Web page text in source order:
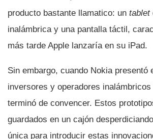
producto bastante llamatico: un tablet
inalámbrica y una pantalla táctil,
más tarde Apple lanzarí­a en su iPad.
Sin embargo, cuando Nokia presentó
inversores y operadores inalámbricos
terminó de convencer. Estos
guardados en un cajón
única para introducir estas